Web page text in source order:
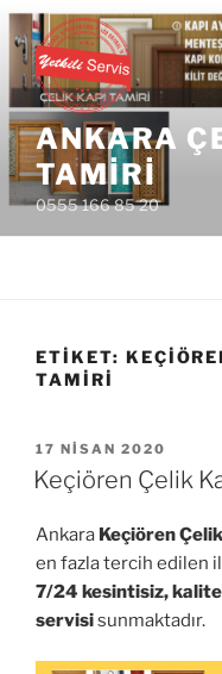
İçeriğe
geç
ANKARA
TAMIRI
0555 166 85 20
ETIKET:
TAMIRI
YAYIM
TARIHI
17 NISAN 2020
Keçiören Çelik
Ankara Keçiören
en fazla tercih edilen
7/24 kesintisiz,
servisisunmaktadır.